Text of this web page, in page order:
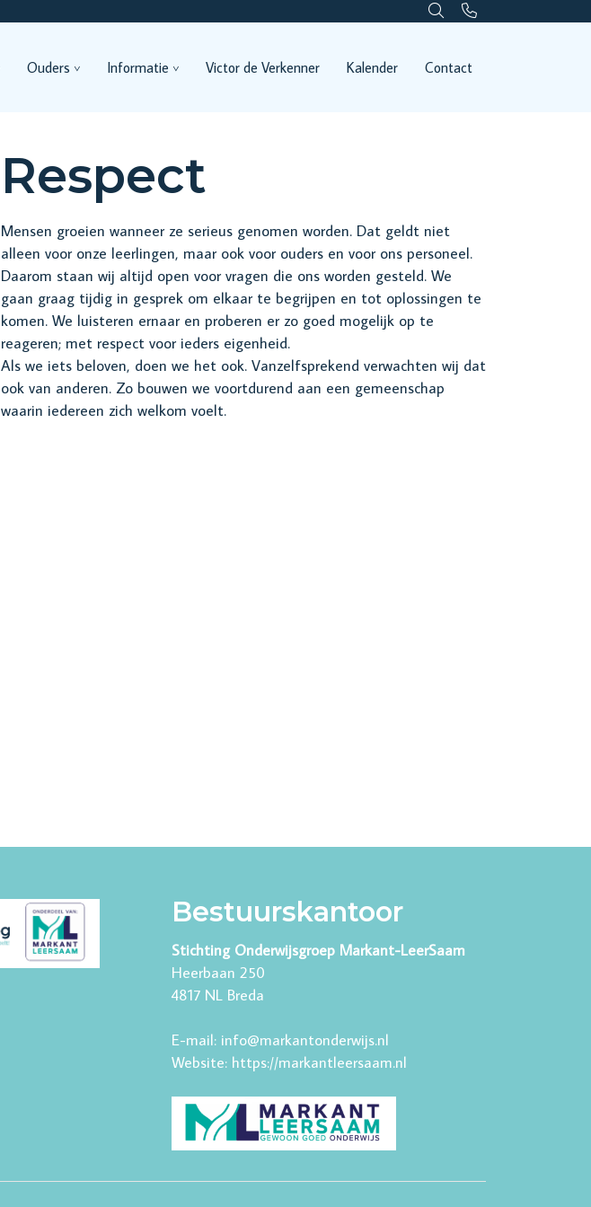
Ouders Informatie Victor de Verkenner Kalender Contact
Respect
Mensen groeien wanneer ze serieus genomen worden. Dat geldt niet
alleen voor onze leerlingen, maar ook voor ouders en voor ons personeel.
Daarom staan wij altijd open voor vragen die ons worden gesteld. We
gaan graag tijdig in gesprek om elkaar te begrijpen en tot oplossingen te
komen. We luisteren ernaar en proberen er zo goed mogelijk op te
reageren; met respect voor ieders eigenheid.
Als we iets beloven, doen we het ook. Vanzelfsprekend verwachten wij dat
ook van anderen. Zo bouwen we voortdurend aan een gemeenschap
waarin iedereen zich welkom voelt.
Bestuurskantoor
Stichting Onderwijsgroep Markant-LeerSaam
Heerbaan 250
4817 NL Breda
E-mail: info@markantonderwijs.nl
Website: https://markantleersaam.nl